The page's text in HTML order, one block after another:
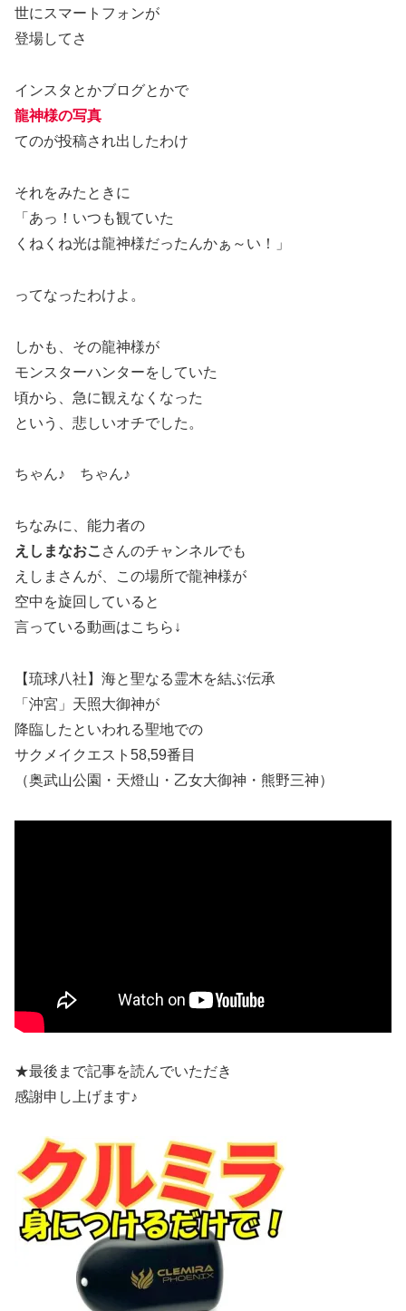
世にスマートフォンが
登場してさ
インスタとかブログとかで
龍神様の写真
てのが投稿され出したわけ
それをみたときに
「あっ！いつも観ていた
くねくね光は龍神様だったんかぁ～い！」
ってなったわけよ。
しかも、その龍神様が
モンスターハンターをしていた
頃から、急に観えなくなった
という、悲しいオチでした。
ちゃん♪ ちゃん♪
ちなみに、能力者の
えしまなおこ さんのチャンネルでも
えしまさんが、この場所で龍神様が
空中を旋回していると
言っている動画はこちら↓
【琉球八社】海と聖なる霊木を結ぶ伝承
「沖宮」天照大御神が
降臨したといわれる聖地での
サクメイクエスト58,59番目
（奥武山公園・天燈山・乙女大御神・熊野三神）
★最後まで記事を読んでいただき
感謝申し上げます♪